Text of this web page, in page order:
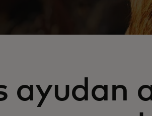
ayudan